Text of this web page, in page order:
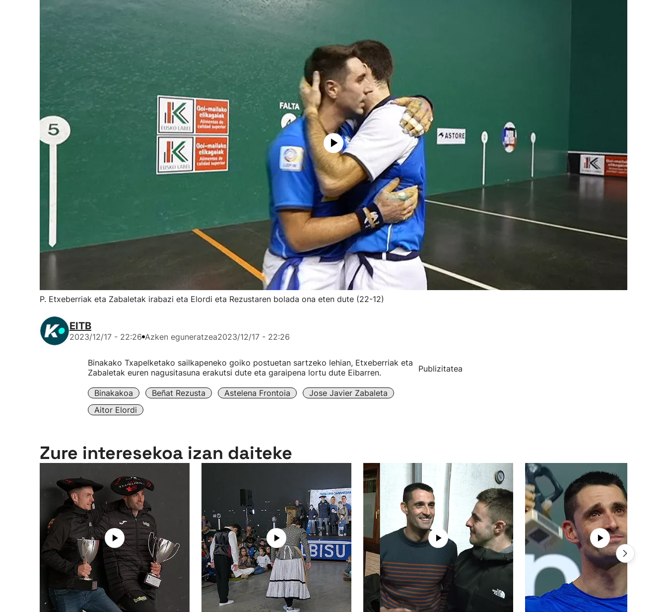
P. Etxeberriak eta Zabaletak irabazi eta Elordi eta Rezustaren bolada ona eten dute (22-12)
EITB
2023/12/17 - 22:26 Azken eguneratzea2023/12/17 - 22:26
Binakako Txapelketako sailkapeneko goiko postuetan sartzeko lehian, Etxeberriak eta
Zabaletak euren nagusitasuna erakutsi dute eta garaipena lortu dute Eibarren.
Binakakoa Beñat Rezusta Astelena Frontoia
Jose Javier Zabaleta
Aitor Elordi
Publizitatea
Zure interesekoa izan daiteke